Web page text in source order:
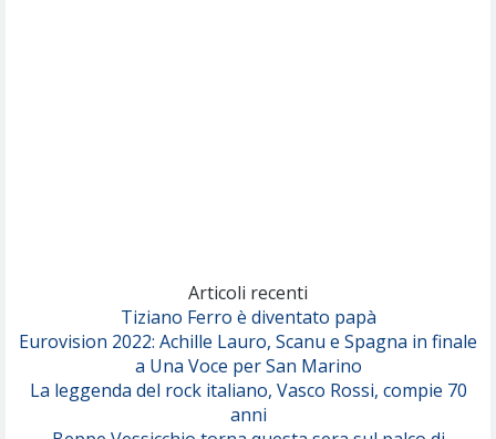
Serenamente
Articoli recenti
Tiziano Ferro è diventato papà
Eurovision 2022: Achille Lauro, Scanu e Spagna in finale
a Una Voce per San Marino
La leggenda del rock italiano, Vasco Rossi, compie 70
anni